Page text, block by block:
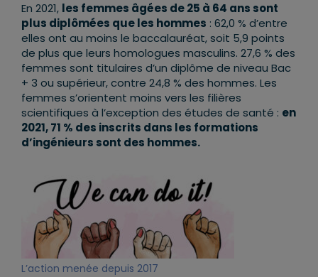
En 2021, les femmes âgées de 25 à 64 ans sont
plus diplômées que les hommes : 62,0 % d’entre
elles ont au moins le baccalauréat, soit 5,9 points
de plus que leurs homologues masculins. 27,6 % des
femmes sont titulaires d’un diplôme de niveau Bac
+ 3 ou supérieur, contre 24,8 % des hommes. Les
femmes s’orientent moins vers les filières
scientifiques à l’exception des études de santé : en
2021, 71 % des inscrits dans les formations
d’ingénieurs sont des hommes.
L’action menée depuis 2017